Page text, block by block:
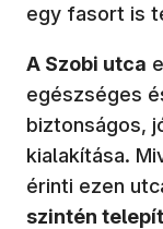
egy fasort is
A Szobi utca
egészséges
biztonságos,
kialakítása.
érinti ezen
szintén